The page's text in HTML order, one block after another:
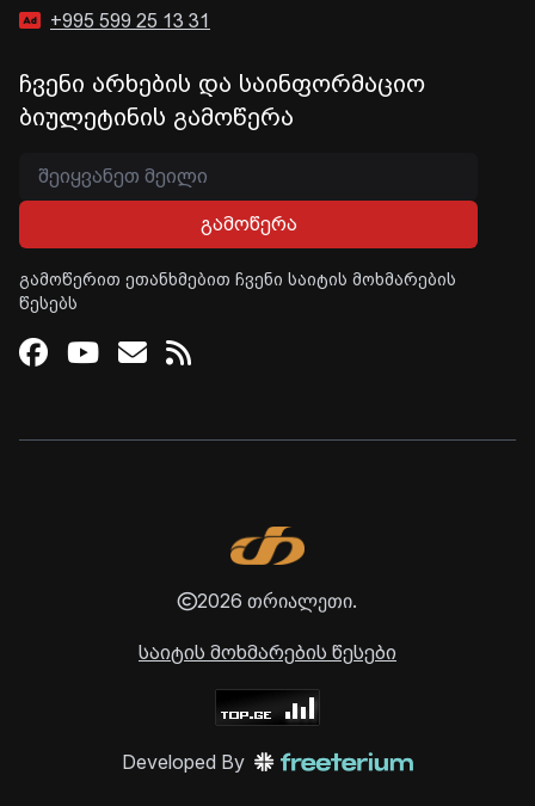
+995 599 25 13 31
ჩვენი არხების და საინფორმაციო
ბიულეტინის გამოწერა
გამოწერა
გამოწერით ეთანხმებით ჩვენი საიტის მოხმარების
წესებს
Facebook
Youtube
Email
RSS
2026 თრიალეთი.
საიტის მოხმარების წესები
Developed By